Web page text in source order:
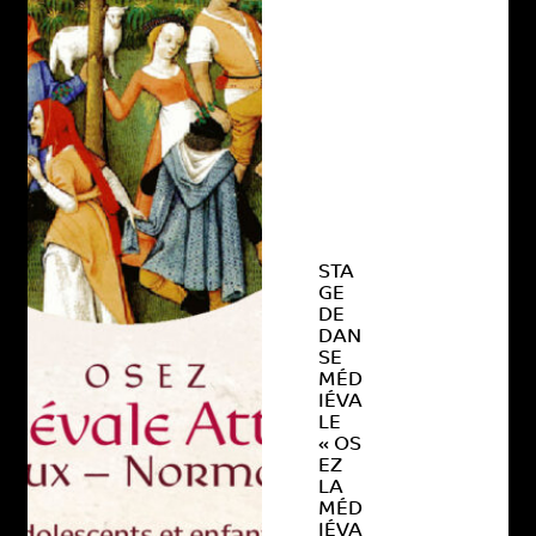
STA
GE
DE
DAN
SE
MÉD
IÉVA
LE
« OS
EZ
LA
MÉD
IÉVA